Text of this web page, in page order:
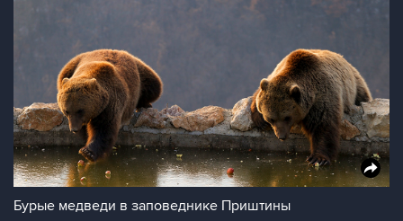
Бурые медведи в заповеднике Приштины